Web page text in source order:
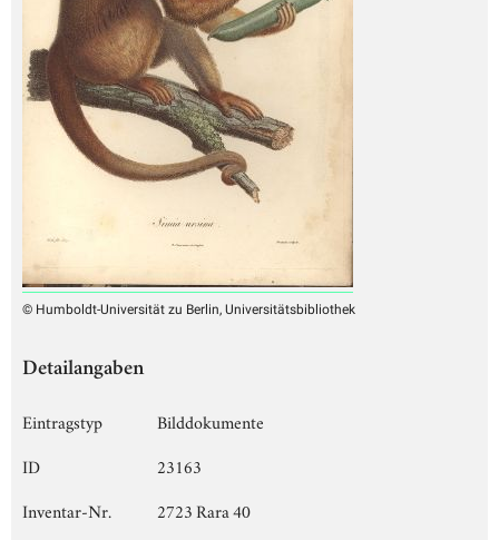
© Humboldt-Universität zu Berlin, Universitätsbibliothek
Detailangaben
Eintragstyp
Bilddokumente
ID
23163
Inventar-Nr.
2723 Rara 40